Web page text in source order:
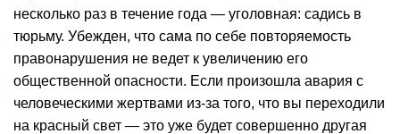
несколько раз в течение года — уголовная: садись в
тюрьму. Убежден, что сама по себе повторяемость
правонарушения не ведет к увеличению его
общественной опасности. Если произошла авария с
человеческими жертвами из-за того, что вы переходили
на красный свет — это уже будет совершенно другая